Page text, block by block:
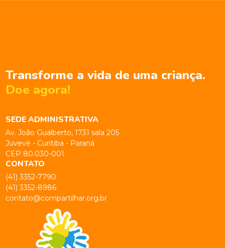
Transforme a vida de uma criança.
Doe agora!
SEDE ADMINISTRATIVA
Av. João Gualberto, 1731 sala 205
Juvevê - Curitiba - Paraná
CEP 80.030-001
CONTATO
(41) 3352-7790
(41) 3352-8986
contato@compartilhar.org.br